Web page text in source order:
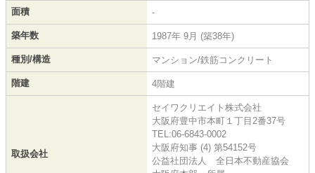
面積 -
築年数 1987年 9月 (築38年)
種別/構造 マンション/鉄筋コンクリート
階建 4階建
取扱会社
セイワクリエイト株式会社
大阪府豊中市本町１丁目2番37号
TEL:06-6843-0002
大阪府知事 (4) 第54152号
公益社団法人 全日本不動産協会